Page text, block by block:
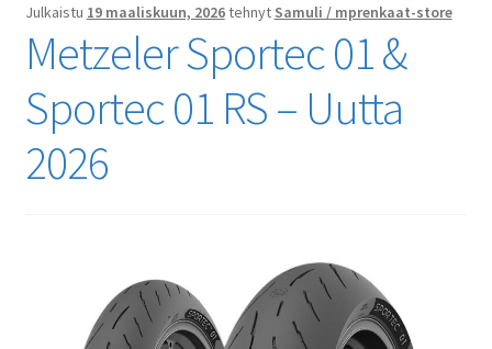
Julkaistu 19 maaliskuun, 2026tehnyt Samuli / mprenkaat-store
Metzeler Sportec 01 &
Sportec 01 RS – Uutta
2026